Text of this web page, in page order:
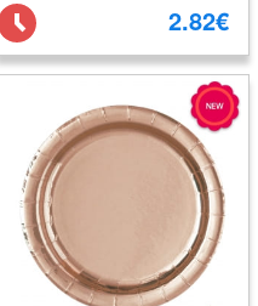
2.82€